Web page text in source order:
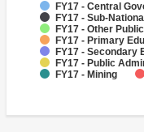
FY17 - Central
FY17 - Sub-
FY17 - Other
FY17 - Primary
FY17 - Secondary
FY17 - Public
FY17 - Mining